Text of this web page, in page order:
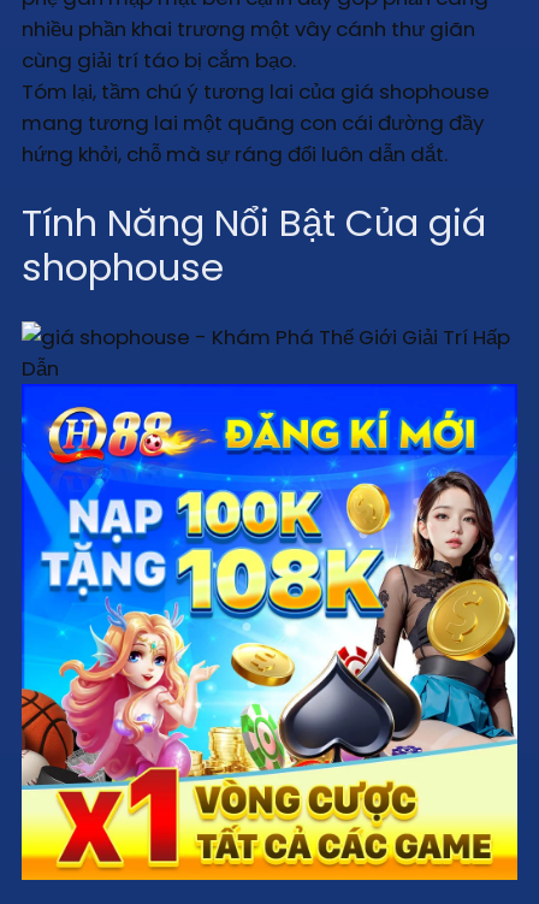
nhiều phần khai trương một vây cánh thư giãn
cùng giải trí táo bị cắm bạo.
Tóm lại, tầm chú ý tương lai của giá shophouse
mang tương lai một quãng con cái đường đầy
hứng khởi, chỗ mà sự ráng đổi luôn dẫn dắt.
Tính Năng Nổi Bật Của giá
shophouse